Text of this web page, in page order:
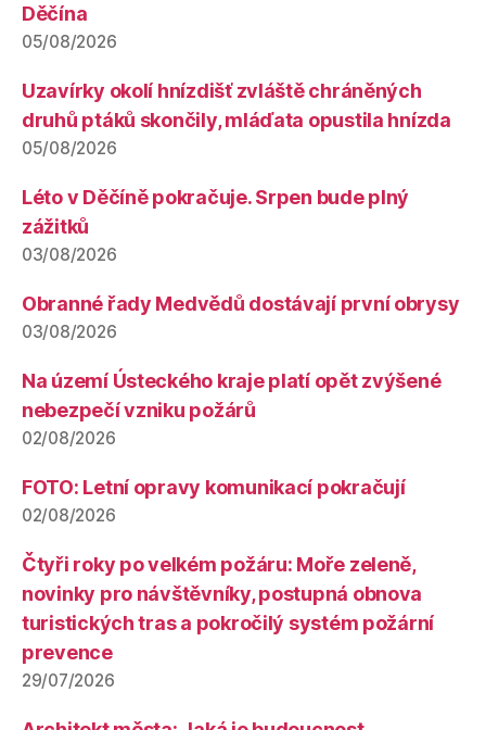
Děčína
05/08/2026
Uzavírky okolí hnízdišť zvláště chráněných
druhů ptáků skončily, mláďata opustila hnízda
05/08/2026
Léto v Děčíně pokračuje. Srpen bude plný
zážitků
03/08/2026
Obranné řady Medvědů dostávají první obrysy
03/08/2026
Na území Ústeckého kraje platí opět zvýšené
nebezpečí vzniku požárů
02/08/2026
FOTO: Letní opravy komunikací pokračují
02/08/2026
Čtyři roky po velkém požáru: Moře zeleně,
novinky pro návštěvníky, postupná obnova
turistických tras a pokročilý systém požární
prevence
29/07/2026